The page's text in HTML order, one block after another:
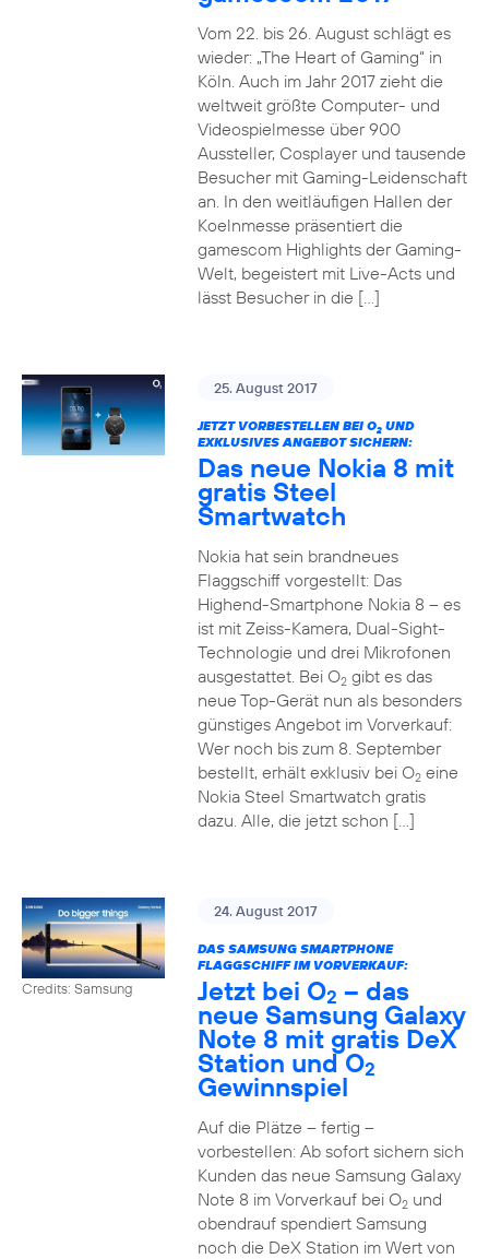
Vom 22. bis 26. August schlägt es
wieder: „The Heart of Gaming“ in
Köln. Auch im Jahr 2017 zieht die
weltweit größte Computer- und
Videospielmesse über 900
Aussteller, Cosplayer und tausende
Besucher mit Gaming-Leidenschaft
an. In den weitläufigen Hallen der
Koelnmesse präsentiert die
gamescom Highlights der Gaming-
Welt, begeistert mit Live-Acts und
lässt Besucher in die […]
25. August 2017
JETZT VORBESTELLEN BEI O2UND
EXKLUSIVES ANGEBOT SICHERN:
Das neue Nokia 8 mit
gratis Steel
Smartwatch
Nokia hat sein brandneues
Flaggschiff vorgestellt: Das
Highend-Smartphone Nokia 8 – es
ist mit Zeiss-Kamera, Dual-Sight-
Technologie und drei Mikrofonen
ausgestattet. Bei O2gibt es das
neue Top-Gerät nun als besonders
günstiges Angebot im Vorverkauf:
Wer noch bis zum 8. September
bestellt, erhält exklusiv bei O2eine
Nokia Steel Smartwatch gratis
dazu. Alle, die jetzt schon […]
Credits: Samsung
24. August 2017
DAS SAMSUNG SMARTPHONE
FLAGGSCHIFF IM VORVERKAUF:
Jetzt bei O2 – das
neue Samsung Galaxy
Note 8 mit gratis DeX
Station und O2
Gewinnspiel
Auf die Plätze – fertig –
vorbestellen: Ab sofort sichern sich
Kunden das neue Samsung Galaxy
Note 8 im Vorverkauf bei O2und
obendrauf spendiert Samsung
noch die DeX Station im Wert von